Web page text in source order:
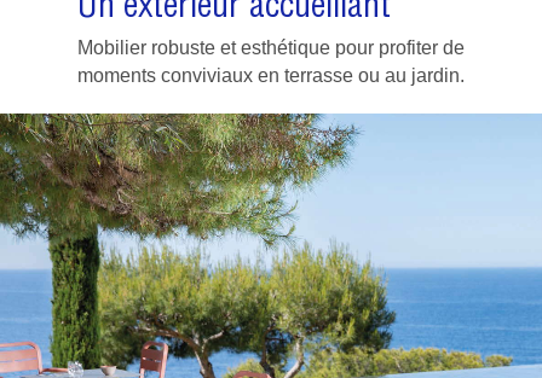
Mobilier robuste et esthétique pour profiter de
moments conviviaux en terrasse ou au jardin.